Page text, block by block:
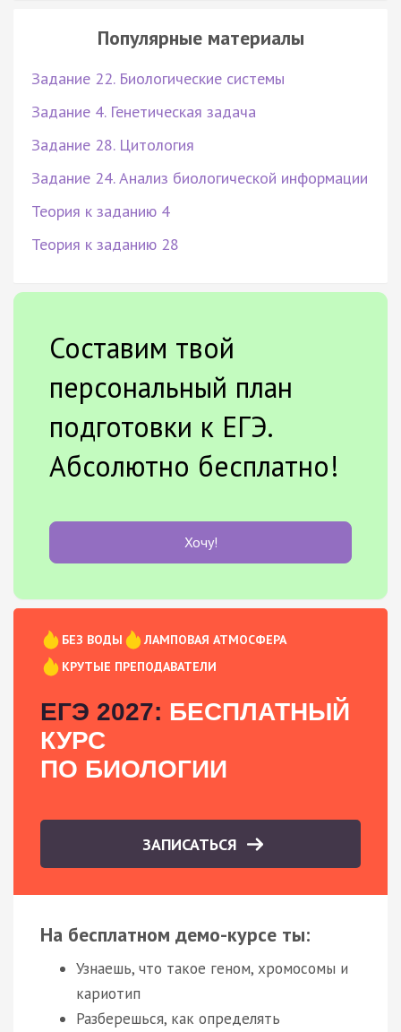
Популярные материалы
Задание 22. Биологические системы
Задание 4. Генетическая задача
Задание 28. Цитология
Задание 24. Анализ биологической информации
Теория к заданию 4
Теория к заданию 28
Составим твой
персональный план
подготовки к ЕГЭ.
Абсолютно бесплатно!
Хочу!
БЕЗ ВОДЫ
ЛАМПОВАЯ АТМОСФЕРА
КРУТЫЕ ПРЕПОДАВАТЕЛИ
ЕГЭ 2027: БЕСПЛАТНЫЙ
КУРС
ПО БИОЛОГИИ
ЗАПИСАТЬСЯ
На бесплатном демо-курсе ты:
Узнаешь, что такое геном, хромосомы и
кариотип
Разберешься, как определять